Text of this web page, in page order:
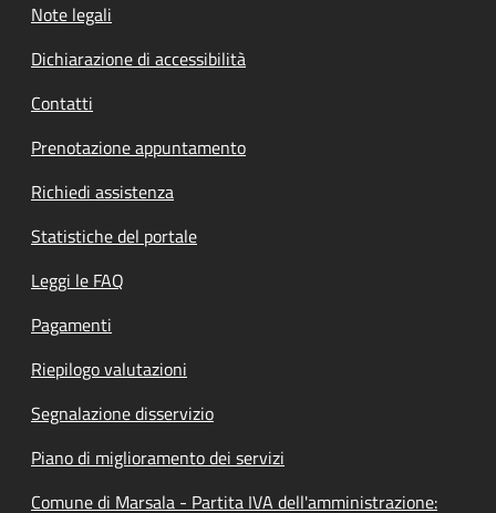
Note legali
Dichiarazione di accessibilità
Contatti
Prenotazione appuntamento
Richiedi assistenza
Statistiche del portale
Leggi le FAQ
Pagamenti
Riepilogo valutazioni
Segnalazione disservizio
Piano di miglioramento dei servizi
Comune di Marsala - Partita IVA dell'amministrazione: